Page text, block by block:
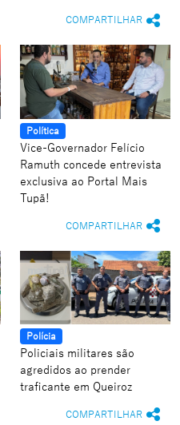
COMPARTILHAR
Política
Vice-Governador Felício
Ramuth concede entrevista
exclusiva ao Portal Mais
Tupã!
COMPARTILHAR
Polícia
Policiais militares são
agredidos ao prender
traficante em Queiroz
COMPARTILHAR